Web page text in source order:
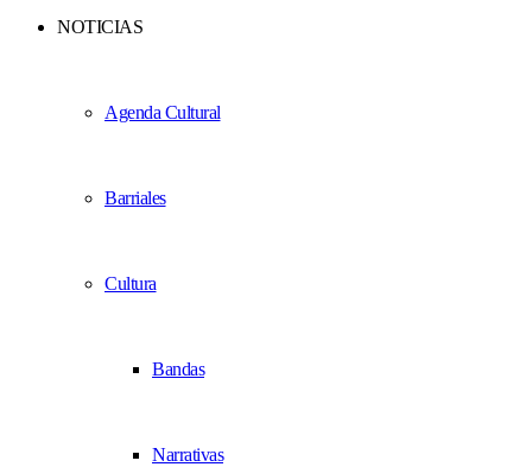
NOTICIAS
Agenda Cultural
Barriales
Cultura
Bandas
Narrativas